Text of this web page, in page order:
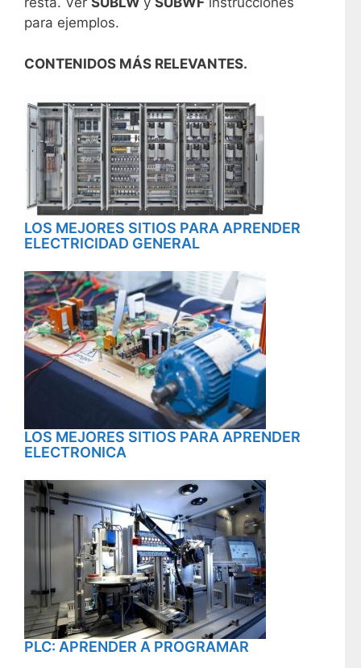
para ejemplos.
CONTENIDOS MÁS RELEVANTES.
LOS MEJORES SITIOS PARA APRENDER
ELECTRICIDAD GENERAL
LOS MEJORES SITIOS PARA APRENDER
ELECTRONICA
PLC: APRENDER A PROGRAMAR